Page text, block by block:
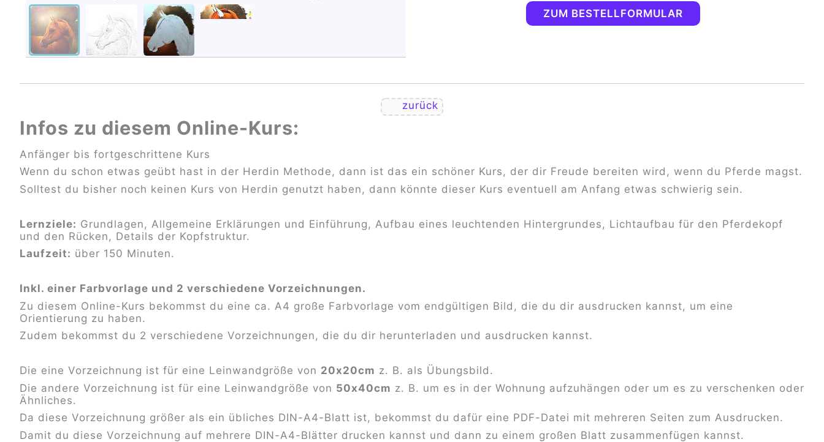
ZUM BESTELLFORMULAR
zurück
Infos zu diesem Online-Kurs:
Anfänger bis fortgeschrittene Kurs
Wenn du schon etwas geübt hast in der Herdin Methode, dann ist das ein schöner Kurs, der dir Freude bereiten wird, wenn du Pferde magst.
Solltest du bisher noch keinen Kurs von Herdin genutzt haben, dann könnte dieser Kurs eventuell am Anfang etwas schwierig sein.
Lernziele: Grundlagen, Allgemeine Erklärungen und Einführung, Aufbau eines leuchtenden Hintergrundes, Lichtaufbau für den Pferdekopf
und den Rücken, Details der Kopfstruktur.
Laufzeit: über 150 Minuten.
Inkl. einer Farbvorlage und 2 verschiedene Vorzeichnungen.
Zu diesem Online-Kurs bekommst du eine ca. A4 große Farbvorlage vom endgültigen Bild, die du dir ausdrucken kannst, um eine
Orientierung zu haben.
Zudem bekommst du 2 verschiedene Vorzeichnungen, die du dir herunterladen und ausdrucken kannst.
Die eine Vorzeichnung ist für eine Leinwandgröße von 20x20cm z. B. als Übungsbild.
Die andere Vorzeichnung ist für eine Leinwandgröße von 50x40cm z. B. um es in der Wohnung aufzuhängen oder um es zu verschenken oder
Ähnliches.
Da diese Vorzeichnung größer als ein übliches DIN-A4-Blatt ist, bekommst du dafür eine PDF-Datei mit mehreren Seiten zum Ausdrucken.
Damit du diese Vorzeichnung auf mehrere DIN-A4-Blätter drucken kannst und dann zu einem großen Blatt zusammenfügen kannst.